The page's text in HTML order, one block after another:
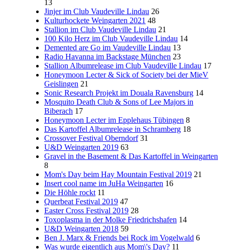
13
Jinjer im Club Vaudeville Lindau 26
Kulturhockete Weingarten 2021 48
Stallion im Club Vaudeville Lindau 21
100 Kilo Herz im Club Vaudeville Lindau 14
Demented are Go im Vaudeville Lindau 13
Radio Havanna im Backstage München 23
Stallion Albumrelease im Club Vaudeville Lindau 17
Honeymoon Lecter & Sick of Society bei der MieV
Geislingen 21
Sonic Research Projekt im Douala Ravensburg 14
Mosquito Death Club & Sons of Lee Majors in
Biberach 17
Honeymoon Lecter im Epplehaus Tübingen 8
Das Kartoffel Albumrelease in Schramberg 18
Crossover Festival Oberndorf 31
U&D Weingarten 2019 63
Gravel in the Basement & Das Kartoffel in Weingarten
8
Mom's Day beim Hay Mountain Festival 2019 21
Insert cool name im JuHa Weingarten 16
Die Höhle rockt 11
Querbeat Festival 2019 47
Easter Cross Festival 2019 28
Toxoplasma in der Molke Friedrichshafen 14
U&D Weingarten 2018 59
Ben J. Marx & Friends bei Rock im Vogelwald 6
Was wurde eigentlich aus Mom\'s Day? 11